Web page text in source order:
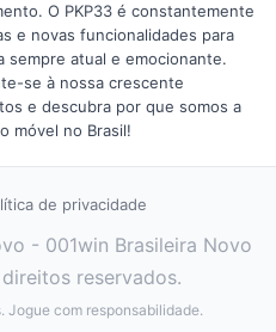
O PKP33 é constantemente
e novas funcionalidades para
sempre atual e emocionante.
se à nossa crescente
e descubra por que somos a
móvel no Brasil!
de privacidade
- 001win Brasileira Novo
reservados.
Jogue com responsabilidade.